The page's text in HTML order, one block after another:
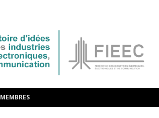
MEMBRES